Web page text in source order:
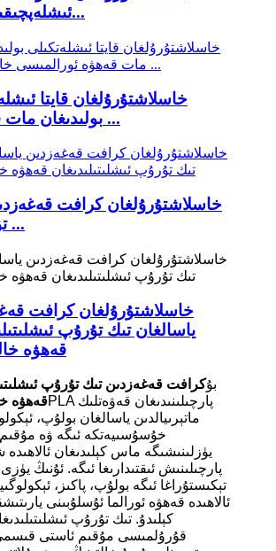
ئىشلەپچىقىرىلىدۇ...
خاسلاشتۇرۇلغان قايتا
بولىدىغان مات قەھۋە ...
خاسلاشتۇرۇلغان كرافت
تۇرۇش ...
خاسلاشتۇرۇلغان كرافت
ياسالغان تىك تۇرۇپ
قەھۋە
بۇكرافت قەغەزدىن تىك تۇرۇپ
قەھۋەPLA پارچىلىنىدىغان قەۋەتلىك
ماتېرىيالدىن ياسالغان بولۇپ،
خۇسۇسىيەتكە ئىگە ۋە مۇقىم
يۈزلىنىشىگە ماس كېلىدىغان ئالاھىدە
پارچىلىنىش ئىقتىدارىغا ئىگە. ئۇنىڭ
تېكىستۇراغا ئىگە بولۇپ، پاكىز،
ئالاھىدە قەھۋە ئورالما ئۇسلۇبىنى
كېلىدۇ. تىك تۇرۇپ
قۇرۇلمىسى مۇقىم ئاستى